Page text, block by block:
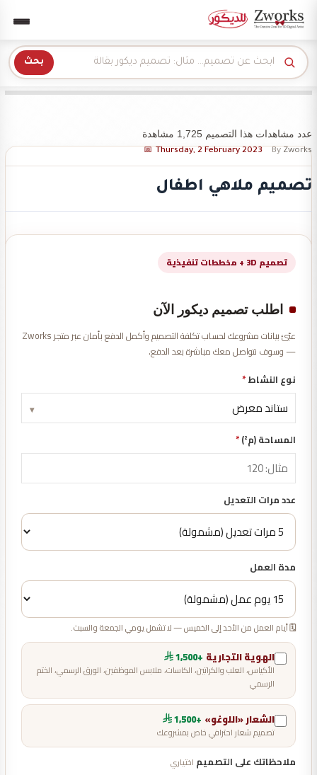
عدد مشاهدات هذا التصميم 1,725 مشاهدة
Thursday, 2 February 2023 By Zworks
تصميم ملاهي اطفال
تصميم 3D + مخططات تنفيذية
اطلب تصميم ديكور الآن
عبّئ بيانات مشروعك لحساب تكلفة التصميم وأكمل الدفع بأمان عبر متجر Zworks
— وسوف نتواصل معك مباشرة بعد الدفع.
نوع النشاط*
▾
المساحة (م²) *
عدد مرات التعديل
مدة العمل
🗓️ أيام العمل من الأحد إلى الخميس — لا تشمل يومي الجمعة والسبت.
الهوية التجارية +1,500
الأكياس، العلب والكراتين، الكاسات، ملابس الموظفين، الورق الرسمي، الختم
الرسمي
الشعار «اللوغو» +1,500
تصميم شعار احترافي خاص بمشروعك
ملاحظاتك على التصميم اختياري
Zworks للديكور
بحث